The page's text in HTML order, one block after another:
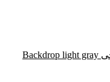
فون بک گراند خاکستری روشن شطرنجی Backdrop light gray